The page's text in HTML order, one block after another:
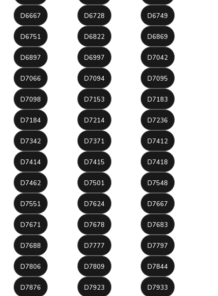
D6667 D6728 D6749
D6751 D6822 D6869
D6897 D6997 D7042
D7066 D7094 D7095
D7098 D7153 D7183
D7184 D7214 D7236
D7342 D7371 D7412
D7414 D7415 D7418
D7462 D7501 D7548
D7551 D7624 D7667
D7671 D7678 D7683
D7688 D7777 D7797
D7806 D7809 D7844
D7876 D7923 D7933